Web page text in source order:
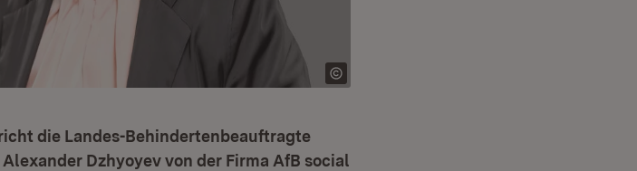
die Landes-Behindertenbeauftragte
Dzhyoyev von der Firma AfB social